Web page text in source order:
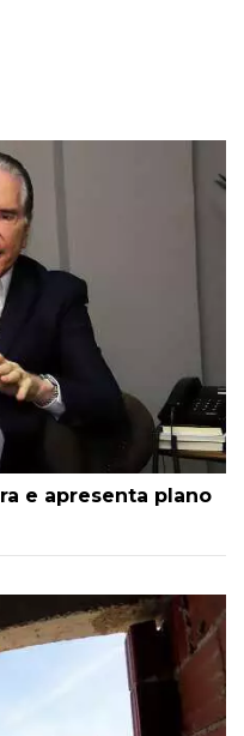
e apresenta plano